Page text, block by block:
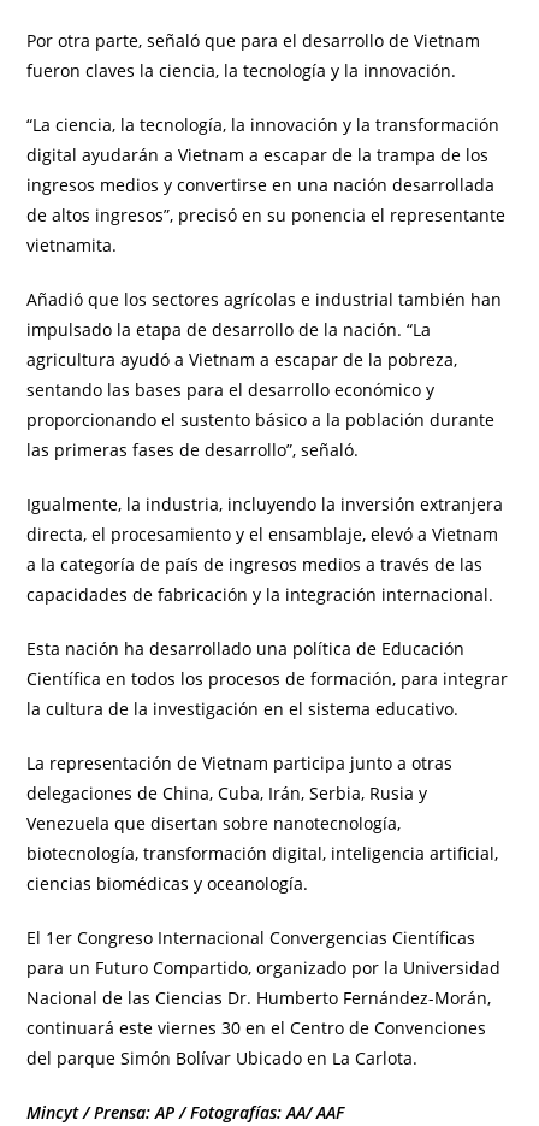
Por otra parte, señaló que para el desarrollo de Vietnam
fueron claves la ciencia, la tecnología y la innovación.
“La ciencia, la tecnología, la innovación y la transformación
digital ayudarán a Vietnam a escapar de la trampa de los
ingresos medios y convertirse en una nación desarrollada
de altos ingresos”, precisó en su ponencia el representante
vietnamita.
Añadió que los sectores agrícolas e industrial también han
impulsado la etapa de desarrollo de la nación. “La
agricultura ayudó a Vietnam a escapar de la pobreza,
sentando las bases para el desarrollo económico y
proporcionando el sustento básico a la población durante
las primeras fases de desarrollo”, señaló.
Igualmente, la industria, incluyendo la inversión extranjera
directa, el procesamiento y el ensamblaje, elevó a Vietnam
a la categoría de país de ingresos medios a través de las
capacidades de fabricación y la integración internacional.
Esta nación ha desarrollado una política de Educación
Científica en todos los procesos de formación, para integrar
la cultura de la investigación en el sistema educativo.
La representación de Vietnam participa junto a otras
delegaciones de China, Cuba, Irán, Serbia, Rusia y
Venezuela que disertan sobre nanotecnología,
biotecnología, transformación digital, inteligencia artificial,
ciencias biomédicas y oceanología.
El 1er Congreso Internacional Convergencias Científicas
para un Futuro Compartido, organizado por la Universidad
Nacional de las Ciencias Dr. Humberto Fernández-Morán,
continuará este viernes 30 en el Centro de Convenciones
del parque Simón Bolívar Ubicado en La Carlota.
Mincyt / Prensa: AP / Fotografías: AA/ AAF